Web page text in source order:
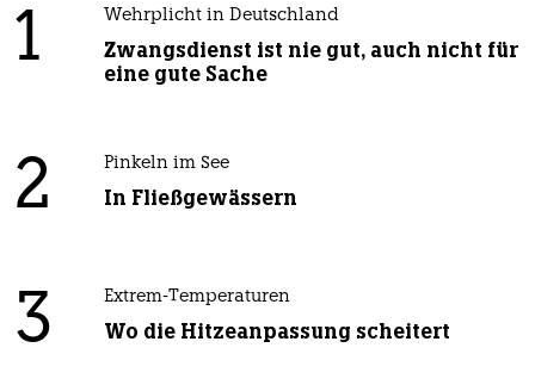
1 Wehrplicht in Deutschland
Zwangsdienst ist nie gut, auch nicht für
eine gute Sache
2 Pinkeln im See
In Fließgewässern
3 Extrem-Temperaturen
Wo die Hitzeanpassung scheitert